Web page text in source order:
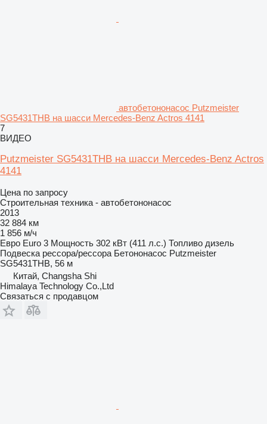
автобетононасос Putzmeister
SG5431THB на шасси Mercedes-Benz Actros 4141
7
ВИДЕО
Putzmeister SG5431THB на шасси Mercedes-Benz Actros
4141
Цена по запросу
Строительная техника - автобетононасос
2013
32 884 км
1 856 м/ч
Евро Euro 3 Мощность 302 кВт (411 л.с.) Топливо дизель
Подвеска рессора/рессора Бетононасос Putzmeister
SG5431THB, 56 м
Китай, Changsha Shi
Himalaya Technology Co.,Ltd
Связаться с продавцом